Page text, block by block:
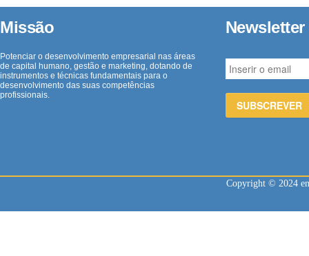
Missão
Potenciar o desenvolvimento empresarial nas áreas
de capital humano, gestão e marketing, dotando de
instrumentos e técnicas fundamentais para o
desenvolvimento das suas competências
profissionais.
Newsletter
Copyright © 2024